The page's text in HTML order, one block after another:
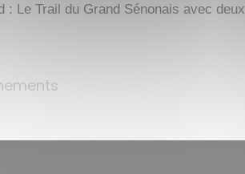
: Le Trail du Grand Sénonais avec